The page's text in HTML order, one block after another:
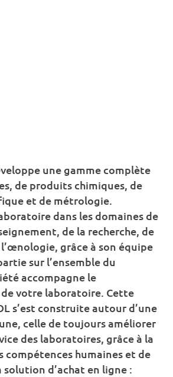
une gamme complète
de produits chimiques, de
et de métrologie.
dans les domaines de
de la recherche, de
grâce à son équipe
sur l’ensemble du
accompagne le
votre laboratoire. Cette
s’est construite autour d’une
celle de toujours améliorer
des laboratoires, grâce à la
compétences humaines et de
solution d’achat en ligne :